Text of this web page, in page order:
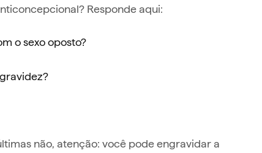
Responde aqui:
o sexo oposto?
não, atenção: você pode engravidar a